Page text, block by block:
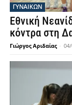
ΓΥΝΑΙΚΩΝ
Εθνική
κόντρα στη
Γιώργος Αριδαίας -